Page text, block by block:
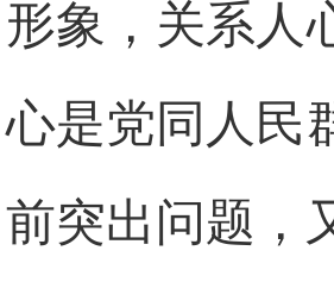
形象，关系人
心是党同人民
前突出问题，